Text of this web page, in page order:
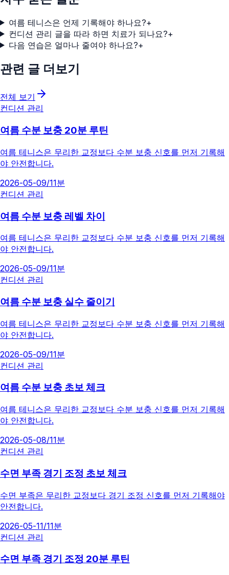
여름 테니스은 언제 기록해야 하나요?+
컨디션 관리 글을 따라 하면 치료가 되나요?+
다음 연습은 얼마나 줄여야 하나요?+
관련 글 더보기
전체 보기
컨디션 관리
여름 수분 보충 20분 루틴
여름 테니스은 무리한 교정보다 수분 보충 신호를 먼저 기록해
야 안전합니다.
2026-05-09/11분
컨디션 관리
여름 수분 보충 레벨 차이
여름 테니스은 무리한 교정보다 수분 보충 신호를 먼저 기록해
야 안전합니다.
2026-05-09/11분
컨디션 관리
여름 수분 보충 실수 줄이기
여름 테니스은 무리한 교정보다 수분 보충 신호를 먼저 기록해
야 안전합니다.
2026-05-09/11분
컨디션 관리
여름 수분 보충 초보 체크
여름 테니스은 무리한 교정보다 수분 보충 신호를 먼저 기록해
야 안전합니다.
2026-05-08/11분
컨디션 관리
수면 부족 경기 조정 초보 체크
수면 부족은 무리한 교정보다 경기 조정 신호를 먼저 기록해야
안전합니다.
2026-05-11/11분
컨디션 관리
수면 부족 경기 조정 20분 루틴